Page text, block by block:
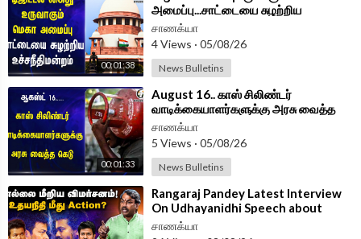
00:01:38
அமைப்பு...சாட்டையை சுழற்றிய
Supreme Court | India
சாணக்யா
4 Views · 05/08/26
News Bulletins
00:01:33
⁣August 16.. காஸ் சிலிண்டர்
வாடிக்கையாளர்களுக்கு அரசு வைத்த
கெடு | Hardeep Singh Puri
சாணக்யா
5 Views · 05/08/26
News Bulletins
⁣Rangaraj Pandey Latest Interview
On Udhayanidhi Speech about
Trisha | DMK | TVK | CM Vijay |
சாணக்யா